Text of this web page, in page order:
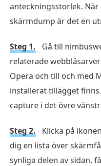
anteckningsstorlek.
skärmdump är det en
Steg 1.
Gå till
relaterade
Opera och till och med
installerat tillägget
capture i det övre
Steg 2.
Klicka på
dig en lista över
synliga delen av sidan,